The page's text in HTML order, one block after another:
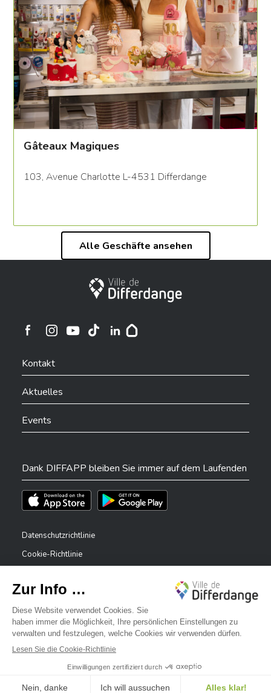
Gâteaux Magiques
103, Avenue Charlotte L-4531 Differdange
Alle Geschäfte ansehen
Stadt Differdingen
Ville de Differdange sur Instagram
Kontakt
Aktuelles
Events
Dank DIFFAPP bleiben Sie immer auf dem Laufenden
Téléchargez l'app sur l'App StoreTéléchargez l'app sur Play Store
Datenschutzrichtlinie
Cookie-Richtlinie
Erklärung zur Barrierefreiheit
Meldesystem – Whistleblower
©2026 Alle Rechte vorbehalten . Stadt Differdingen
✕
Bonjour, comment puis-je vous aider ?